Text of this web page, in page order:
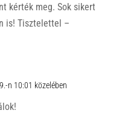
kérték meg. Sok sikert
is! Tisztelettel –
n 10:01 közelében